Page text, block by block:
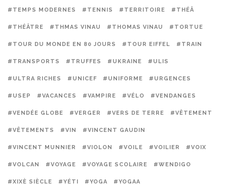
#TEMPS MODERNES #TENNIS #TERRITOIRE #THÉÂ
#THÉÂTRE #THMAS VINAU #THOMAS VINAU #TORTUE
#TOUR DU MONDE EN 80 JOURS #TOUR EIFFEL #TRAIN
#TRANSPORTS #TRUFFES #UKRAINE #ULIS
#ULTRA RICHES #UNICEF #UNIFORME #URGENCES
#USEP #VACANCES #VAMPIRE #VÉLO #VENDANGES
#VENDÉE GLOBE #VERGER #VERS DE TERRE #VÊTEMENT
#VÊTEMENTS #VIN #VINCENT GAUDIN
#VINCENT MUNNIER #VIOLON #VOILE #VOILIER #VOIX
#VOLCAN #VOYAGE #VOYAGE SCOLAIRE #WENDIGO
#XIXÈ SIÈCLE #YÉTI #YOGA #YOGAA